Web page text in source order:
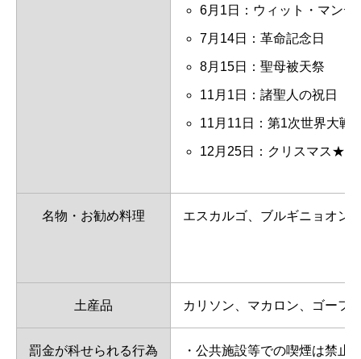
6月1日： ウィット・マン
7月14日： 革命記念日
8月15日： 聖母被天祭
11月1日： 諸聖人の祝日（
11月11日： 第1次世界大戦
12月25日： クリスマス★印
名物・お勧め料理 エスカルゴ、ブルギニョオン
土産品 カリソン、マカロン、ゴーフ
罰金が科せられる行為 ・公共施設等での喫煙は禁止